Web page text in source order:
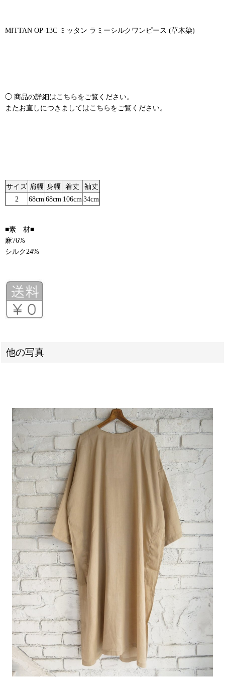
MITTAN OP-13C ミッタン ラミーシルクワンピース (草木染)
◯ 商品の詳細はこちらをご覧ください。
またお直しにつきましてはこちらをご覧ください。
サイズ 肩幅 身幅 着丈
袖丈
2
68cm 68cm 106cm 34cm
■素 材■
麻76%
シルク24%
他の写真